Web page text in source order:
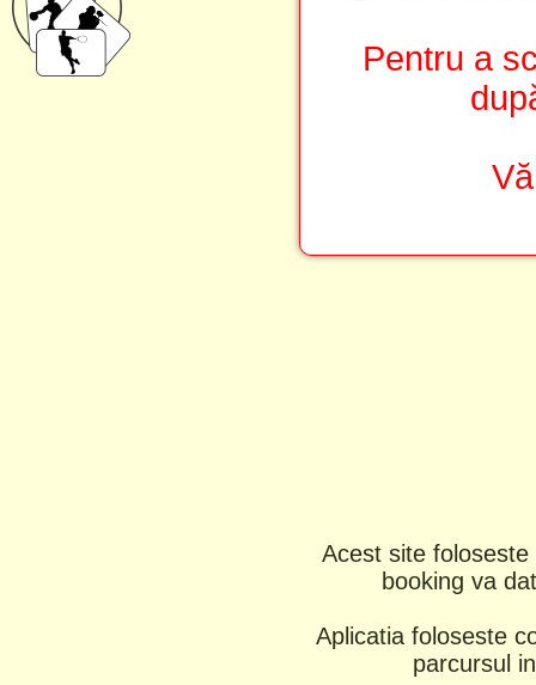
Pentru a
Acest site
booking va
Aplicatia foloseste
parcursul